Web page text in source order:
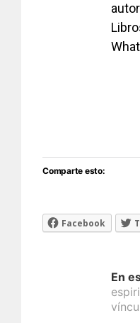
Comparte esto:
Facebook
En